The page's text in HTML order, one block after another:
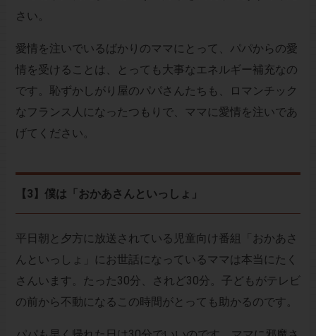
さい。
愛情を注いでいるばかりのママにとって、パパからの愛
情を受けることは、とっても大事なエネルギー補充なの
です。恥ずかしがり屋のパパさんたちも、ロマンチック
なフランス人になったつもりで、ママに愛情を注いであ
げてください。
【3】僕は「おかあさんといっしょ」
平日朝と夕方に放送されている児童向け番組「おかあさ
んといっしょ」にお世話になっているママは本当にたく
さんいます。たった30分、されど30分。子どもがテレビ
の前から不動になるこの時間がとっても助かるのです。